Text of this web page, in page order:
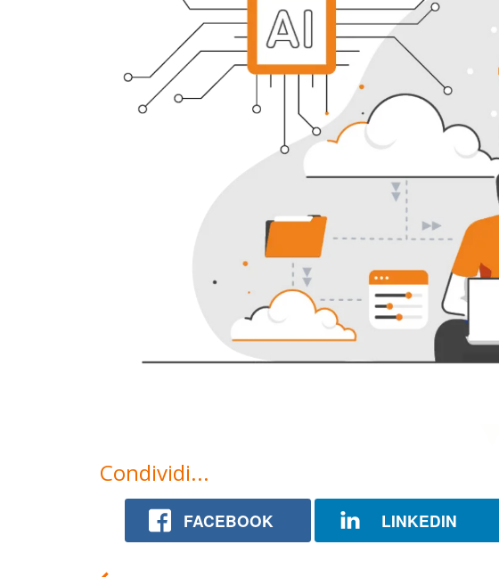
Condividi...
FACEBOOK LINKEDIN